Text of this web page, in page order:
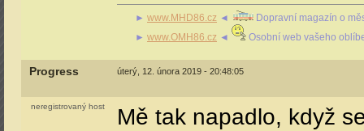
► www.MHD86.cz ◄
Dopravní magazín o
► www.OMH86.cz ◄ Osobní web vašeho
Progress úterý, 12. února 2019 - 20:48:05
neregistrovaný host Mě tak napadlo, když